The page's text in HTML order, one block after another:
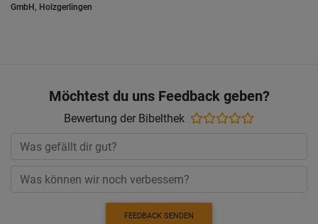
GmbH, Holzgerlingen
Möchtest du uns Feedback geben?
Bewertung der Bibelthek
FEEDBACK SENDEN